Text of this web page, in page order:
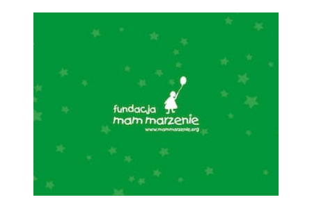
również okazję zapoznać się z działalnością
Fundacji Mam Marzenie, a zwłaszcza[...]